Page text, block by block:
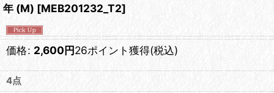
年 (M) [MEB201232_T2]
価格: 2,600円26ポイント獲得(税込)
4点